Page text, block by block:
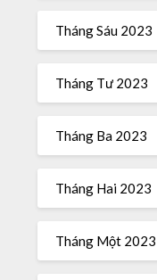
Tháng Sáu 2023
Tháng Tư 2023
Tháng Ba 2023
Tháng Hai 2023
Tháng Một 2023